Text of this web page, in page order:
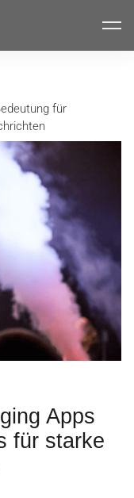
für
Apps
für starke